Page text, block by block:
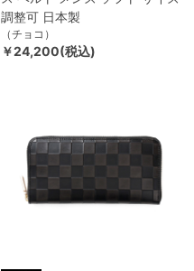
調整可 日本製
（チョコ）
￥24,200(税込)